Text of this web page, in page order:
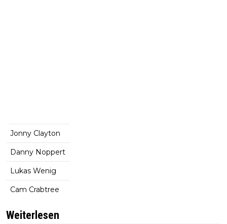
Jonny Clayton
Danny Noppert
Lukas Wenig
Cam Crabtree
Weiterlesen